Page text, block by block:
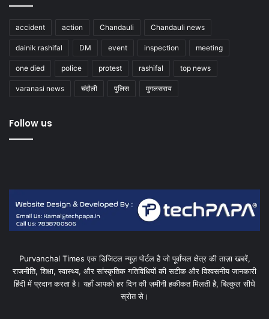
accident action Chandauli Chandauli news
dainik rashifal DM event inspection meeting
one died police protest rashifal top news
varanasi news चंदौली पुलिस मुगलसराय
Follow us
Purvanchal Times एक डिजिटल न्यूज़ पोर्टल है जो पूर्वांचल क्षेत्र की ताज़ा खबरें,
राजनीति, शिक्षा, स्वास्थ्य, और सांस्कृतिक गतिविधियों की सटीक और विश्वसनीय जानकारी
हिंदी में प्रदान करता है। यहाँ आपको हर दिन की ज़मीनी हकीकत मिलती है, बिल्कुल सीधे
स्रोत से।